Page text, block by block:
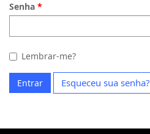
Senha
Lembrar-me?
Entrar Esqueceu sua senha?